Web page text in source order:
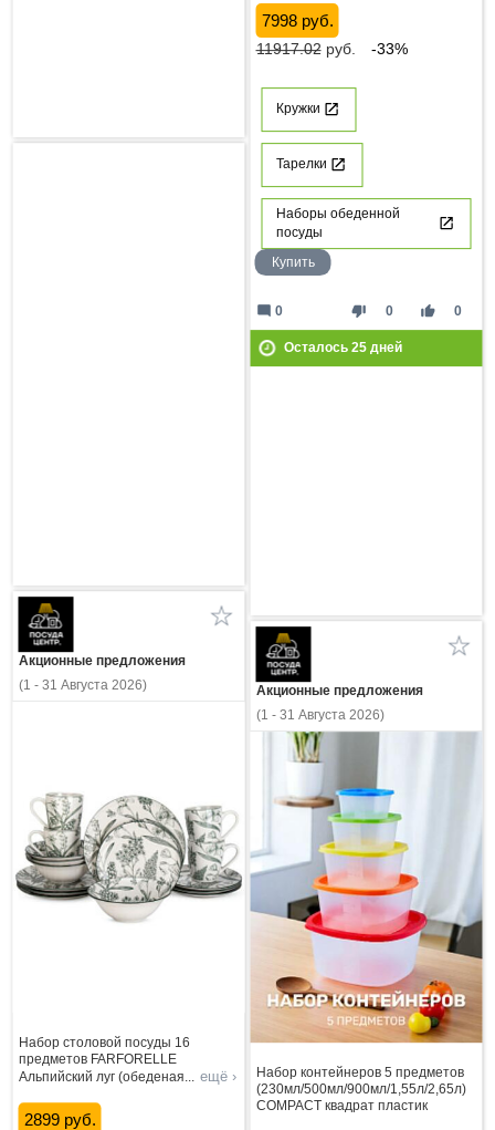
7998 руб.
11917.02руб. -33%
Кружки
Тарелки
Наборы обеденной
посуды
Купить
thumb_down 0 thumb_up 0
mode_comment 0
Осталось 25дней
Акционные предложения
(1 - 31 Августа 2026)
Набор столовой посуды 16
предметов FARFORELLE
Альпийский луг (обеденая
ещё ›
2899 руб.
Акционные предложения
(1 - 31 Августа 2026)
Набор контейнеров 5 предметов
(230мл/500мл/900мл/1,55л/2,65л)
COMPACT квадрат пластик